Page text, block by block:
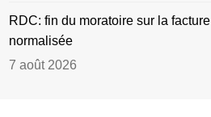
RDC: fin du moratoire sur la facture
normalisée
7 août 2026